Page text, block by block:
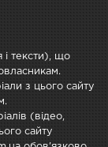
і тексти), що
з цього сайту
(відео,
сайту